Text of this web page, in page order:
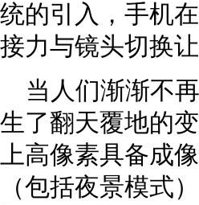
统的引入，手机
接力与镜头切换
当人们渐渐不
生了翻天覆地的
上高像素具备成
（包括夜景模式